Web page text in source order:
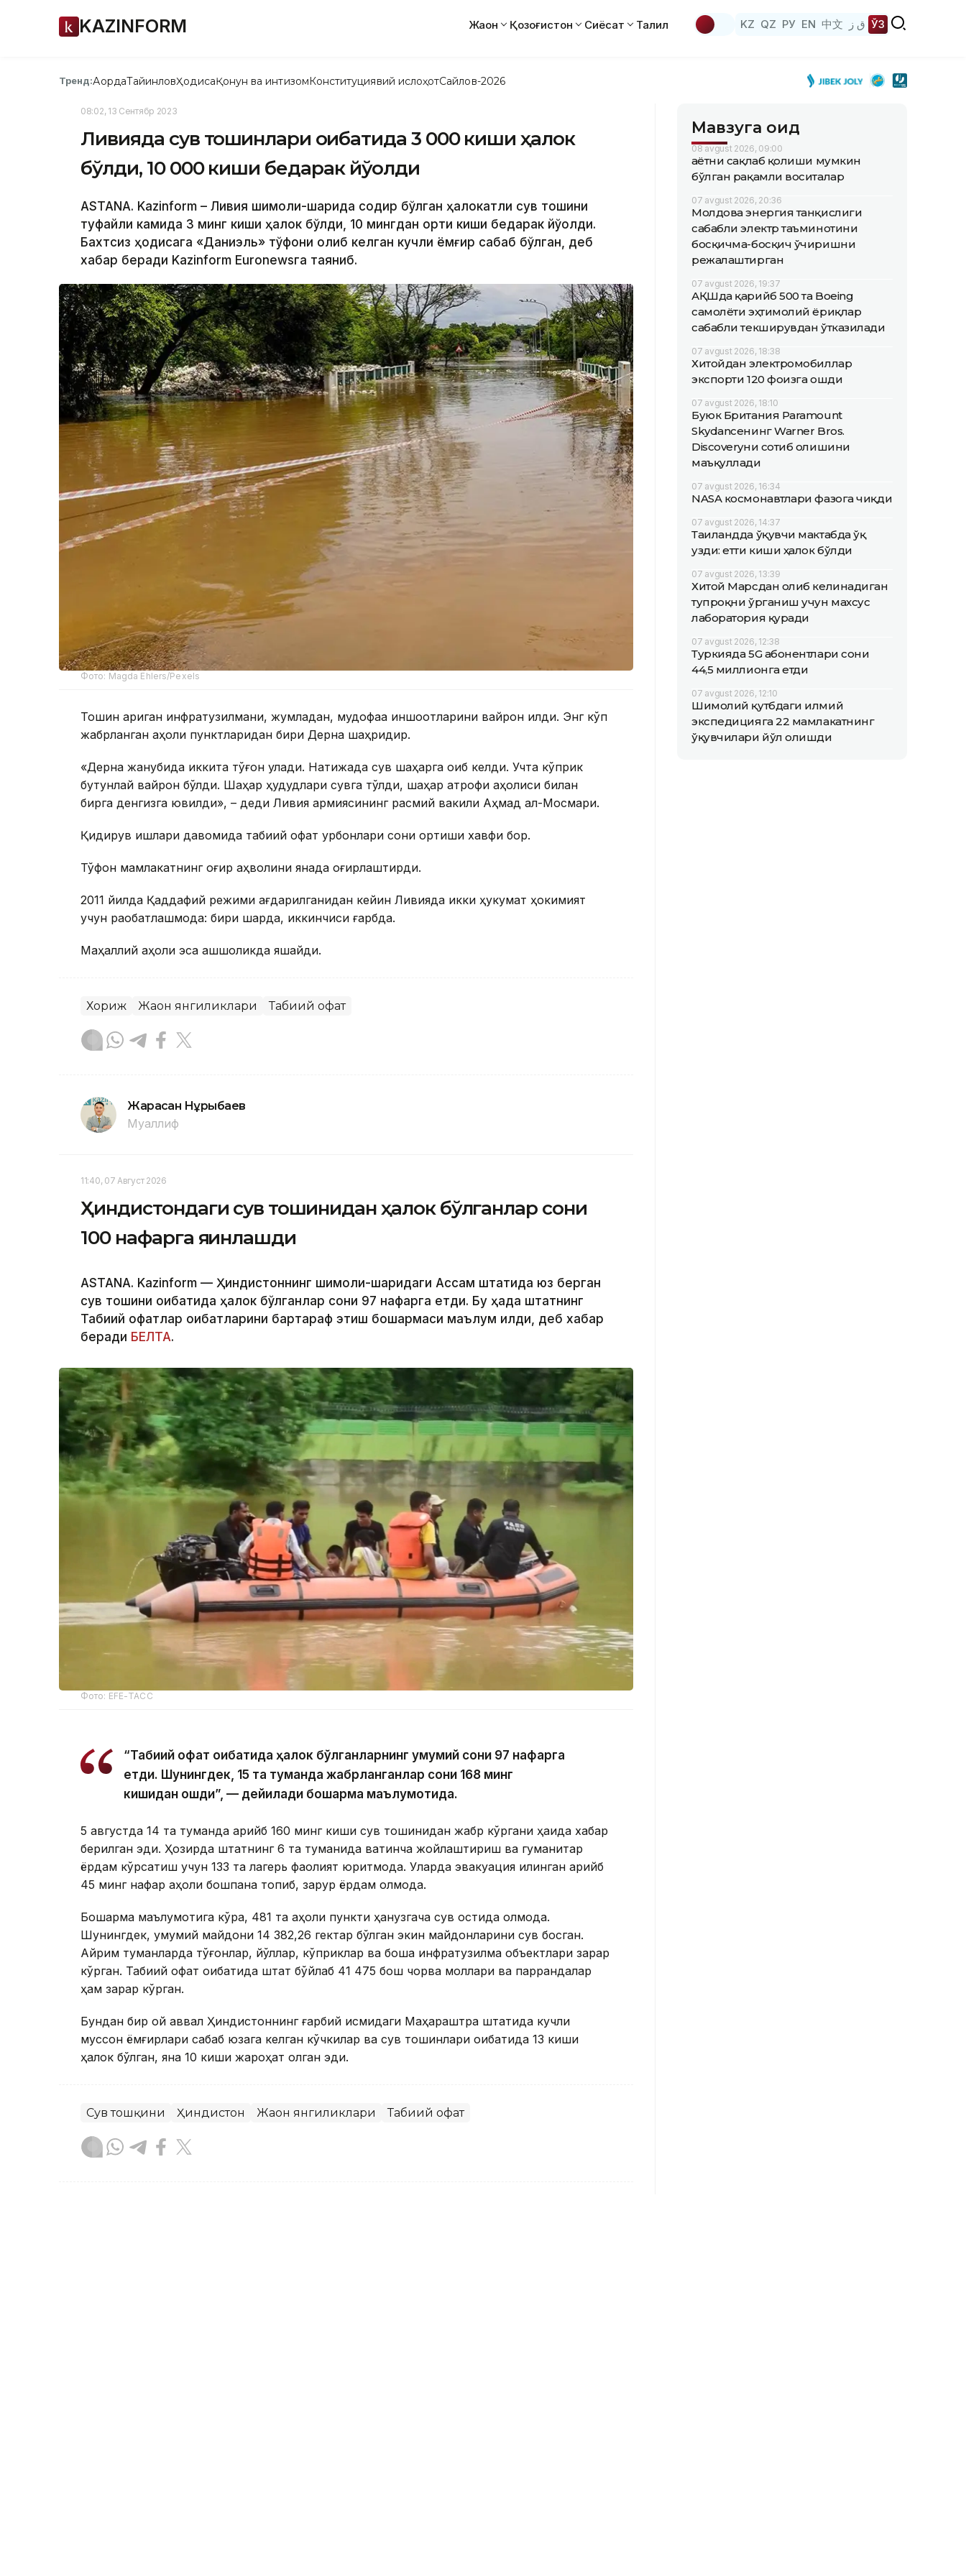
KAZINFORM Жаҳон Қозоғистон Сиёсат Таҳлил KZ QZ РУ EN 中文 ق ز ЎЗ
Тренд:АқордаТайинловҲодисаҚонун ва интизомКонституциявий ислоҳотСайлов-2026
08:02, 13 Сентябр 2023
Ливияда сув тошқинлари оқибатида 3 000 киши ҳалок
бўлди, 10 000 киши бедарак йўқолди
ASTANA. Kazinform – Ливия шимоли-шарқида содир бўлган ҳалокатли сув тошқини
туфайли камида 3 минг киши ҳалок бўлди, 10 мингдан ортиқ киши бедарак йўқолди.
Бахтсиз ҳодисага «Даниэль» тўфони олиб келган кучли ёмғир сабаб бўлган, деб
хабар беради Kazinform Еuronewsга таяниб.
Фото: Magda Ehlers/Рexels
Тошқин қариган инфратузилмани, жумладан, мудофаа иншоотларини вайрон қилди. Энг кўп
жабрланган аҳоли пунктларидан бири Дерна шаҳридир.
«Дерна жанубида иккита тўғон қулади. Натижада сув шаҳарга оқиб келди. Учта кўприк
бутунлай вайрон бўлди. Шаҳар ҳудудлари сувга тўлди, шаҳар атрофи аҳолиси билан
бирга денгизга ювилди», – деди Ливия армиясининг расмий вакили Аҳмад ал-Мосмари.
Қидирув ишлари давомида табиий офат қурбонлари сони ортиши хавфи бор.
Тўфон мамлакатнинг оғир аҳволини янада оғирлаштирди.
2011 йилда Қаддафий режими ағдарилганидан кейин Ливияда икки ҳукумат ҳокимият
учун рақобатлашмоқда: бири шарқда, иккинчиси ғарбда.
Маҳаллий аҳоли эса қашшоқликда яшайди.
Хориж Жаҳон янгиликлари Табиий офат
Жарасқан Нұрыбаев
Муаллиф
11:40, 07 Август 2026
Ҳиндистондаги сув тошқинидан ҳалок бўлганлар сони
100 нафарга яқинлашди
ASTANA. Kazinform — Ҳиндистоннинг шимоли-шарқидаги Ассам штатида юз берган
сув тошқини оқибатида ҳалок бўлганлар сони 97 нафарга етди. Бу ҳақда штатнинг
Табиий офатлар оқибатларини бартараф этиш бошқармаси маълум қилди, деб хабар
беради БЕЛТА.
Фото: EFE-ТАСС
“Табиий офат оқибатида ҳалок бўлганларнинг умумий сони 97 нафарга
етди. Шунингдек, 15 та туманда жабрланганлар сони 168 минг
кишидан ошди”, — дейилади бошқарма маълумотида.
5 августда 14 та туманда қарийб 160 минг киши сув тошқинидан жабр кўргани ҳақида хабар
берилган эди. Ҳозирда штатнинг 6 та туманида вақтинча жойлаштириш ва гуманитар
ёрдам кўрсатиш учун 133 та лагерь фаолият юритмоқда. Уларда эвакуация қилинган қарийб
45 минг нафар аҳоли бошпана топиб, зарур ёрдам олмоқда.
Бошқарма маълумотига кўра, 481 та аҳоли пункти ҳанузгача сув остида қолмоқда.
Шунингдек, умумий майдони 14 382,26 гектар бўлган экин майдонларини сув босган.
Айрим туманларда тўғонлар, йўллар, кўприклар ва бошқа инфратузилма объектлари зарар
кўрган. Табиий офат оқибатида штат бўйлаб 41 475 бош чорва моллари ва паррандалар
ҳам зарар кўрган.
Бундан бир ой аввал Ҳиндистоннинг ғарбий қисмидаги Маҳараштра штатида кучли
муссон ёмғирлари сабаб юзага келган кўчкилар ва сув тошқинлари оқибатида 13 киши
ҳалок бўлган, яна 10 киши жароҳат олган эди.
Сув тошқини Ҳиндистон Жаҳон янгиликлари Табиий офат
Мавзуга оид
08 avgust 2026, 09:00
Ҳаётни сақлаб қолиши мумкин
бўлган рақамли воситалар
07 avgust 2026, 20:36
Молдова энергия танқислиги
сабабли электр таъминотини
босқичма-босқич ўчиришни
режалаштирган
07 avgust 2026, 19:37
АҚШда қарийб 500 та Boeing
самолёти эҳтимолий ёриқлар
сабабли текширувдан ўтказилади
07 avgust 2026, 18:38
Хитойдан электромобиллар
экспорти 120 фоизга ошди
07 avgust 2026, 18:10
Буюк Британия Paramount
Skydanceнинг Warner Bros.
Discoveryни сотиб олишини
маъқуллади
07 avgust 2026, 16:34
NASA космонавтлари фазога чиқди
07 avgust 2026, 14:37
Таиландда ўқувчи мактабда ўқ
узди: етти киши ҳалок бўлди
07 avgust 2026, 13:39
Хитой Марсдан олиб келинадиган
тупроқни ўрганиш учун махсус
лаборатория қуради
07 avgust 2026, 12:38
Туркияда 5G абонентлари сони
44,5 миллионга етди
07 avgust 2026, 12:10
Шимолий қутбдаги илмий
экспедицияга 22 мамлакатнинг
ўқувчилари йўл олишди